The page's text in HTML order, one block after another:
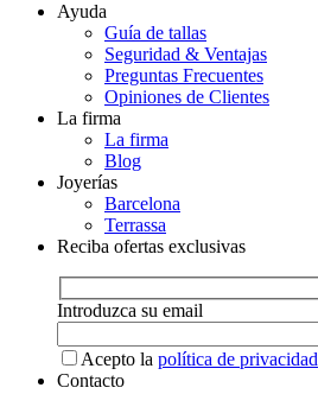
Ayuda
Guía de tallas
Seguridad & Ventajas
Preguntas Frecuentes
Opiniones de Clientes
La firma
La firma
Blog
Joyerías
Barcelona
Terrassa
Reciba ofertas exclusivas
Introduzca su email
Acepto la política de privacidad
Contacto